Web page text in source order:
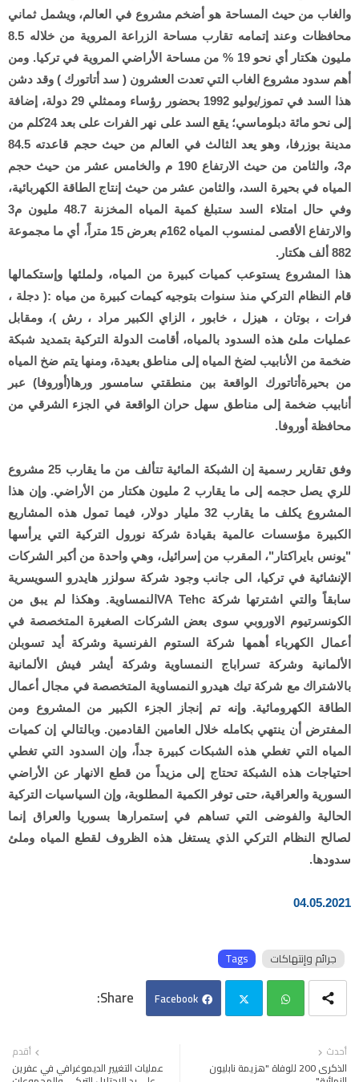
والغاب من حيث المساحة هو أضخم مشروع في العالم، ويشمل ثماني
محافظات وعند إتمامه تقارب مساحة الزراعة المروية من خلاله 8.5
مليون هكتار أي نحو 19 % من مساحة الأراضي المروية في تركيا. ومن
أهم سدود مشروع الغاب التي تعدت العشرون ( سد أتاتورك ) وقد دشن
هذا السد في تموز/يوليو 1992 بحضور رؤساء وممثلي 29 دولة، إضافة
إلى نحو مائة دبلوماسي؛ يقع السد على نهر الفرات على بعد 24كلم من
مدينة بوزرفا، وهو يعد الثالث في العالم من حيث حجم قاعدته 84.5
م3، والثامن من حيث الارتفاع 190 م والخامس عشر من حيث حجم
المياه في بحيرة السد، والثامن عشر من حيث إنتاج الطاقة الكهربائية،
وفي حال امتلاء السد ستبلغ كمية المياه المخزنة 48.7 مليون م3
والارتفاع الأقصى لمنسوب المياه 162م بعرض 15 متراً، أي ما مجموعة
882 ألف هكتار.
هذا المشروع يستوعب كميات كبيرة من المياه، ولملئها وإستكمالها
قام النظام التركي منذ سنوات بتوجيه كيمات كبيرة من مياه :( دجلة ،
فرات ، بوتان ، هيزل ، خابور ، الزاي الكبير مراد ، رش )، ومقابل
عمليات ملئ هذه السدود بالمياه، أقامت الدولة التركية بتمديد شبكة
ضخمة من الأنابيب لضخ المياه إلى مناطق بعيدة، ومنها يتم ضخ المياه
من بحيرةأتاتورك الواقعة بين منطقتي سامسور ورها(أوروفا) عبر
أنابيب ضخمة إلى مناطق سهل حران الواقعة في الجزء الشرقي من
محافظة أوروفا.
وفق تقارير رسمية إن الشبكة المائية تتألف من ما يقارب 25 مشروع
للري يصل حجمه إلى ما يقارب 2 مليون هكتار من الأراضي. وإن هذا
المشروع يكلف ما يقارب 32 مليار دولار، فيما تمول هذه المشاريع
الكبيرة مؤسسات عالمية بقيادة شركة نورول التركية التي يرأسها
"يونس بايراكتار"، المقرب من إسرائيل، وهي واحدة من أكبر الشركات
الإنشائية في تركيا، الى جانب وجود شركة سولزر هايدرو السويسرية
سابقاً والتي اشترتها شركة VA Tehcالنمساوية. وهكذا لم يبق من
الكونسرتيوم الاوروبي سوى بعض الشركات الصغيرة المتخصصة في
أعمال الكهرباء أهمها شركة الستوم الفرنسية وشركة أيد تسوبلن
الألمانية وشركة تسراباج النمساوية وشركة أيشر فيش الألمانية
بالاشتراك مع شركة تيك هيدرو النمساوية المتخصصة في مجال أعمال
الطاقة الكهرومائية. وإنه تم إنجاز الجزء الكبير من المشروع ومن
المفترض أن ينتهي بكامله خلال العامين القادمين. وبالتالي إن كميات
المياه التي تغطي هذه الشبكات كبيرة جداً، وإن السدود التي تغطي
احتياجات هذه الشبكة تحتاج إلى مزيداً من قطع الانهار عن الأراضي
السورية والعراقية، حتى توفر الكمية المطلوبة، وإن السياسيات التركية
الحالية والفوضى التي تساهم في إستمرارها بسوريا والعراق إنما
لصالح النظام التركي الذي يستغل هذه الظروف لقطع المياه وملئ
سدودها.
04.05.2021
Tags جرائم وإنتهاكات
Facebook
tter
ats
أحدث
الذكرى 200 للوفاة "هزيمة نابليون
أقدم
عمليات التغيير الديموغرافي في عفرين